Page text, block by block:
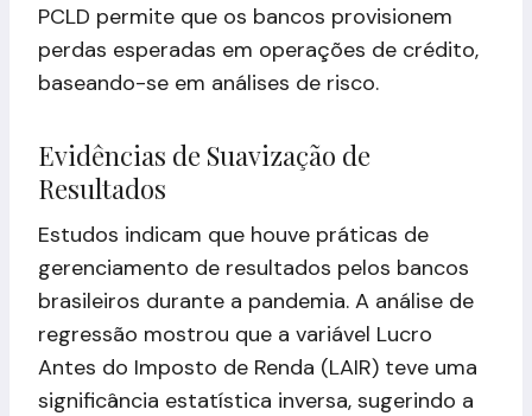
PCLD permite que os bancos provisionem
perdas esperadas em operações de crédito,
baseando-se em análises de risco.
Evidências de Suavização de
Resultados
Estudos indicam que houve práticas de
gerenciamento de resultados pelos bancos
brasileiros durante a pandemia. A análise de
regressão mostrou que a variável Lucro
Antes do Imposto de Renda (LAIR) teve uma
significância estatística inversa, sugerindo a